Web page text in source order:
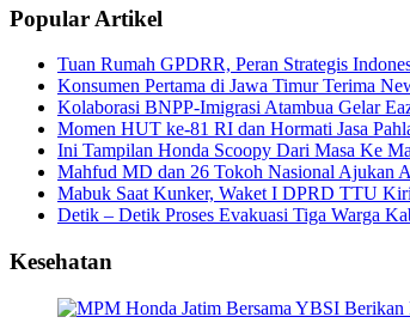
Popular Artikel
Tuan Rumah GPDRR, Peran Strategis
Konsumen Pertama di Jawa Timur Terima
Kolaborasi BNPP-Imigrasi Atambua Gelar
Momen HUT ke-81 RI dan Hormati Jasa
Ini Tampilan Honda Scoopy Dari Masa Ke
Mahfud MD dan 26 Tokoh Nasional Ajukan
Mabuk Saat Kunker, Waket I DPRD TTU
Detik – Detik Proses Evakuasi Tiga Warga
Kesehatan